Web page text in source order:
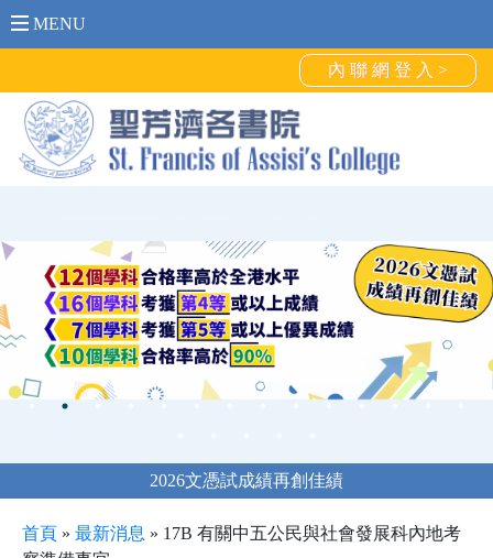
MENU
內 聯 網 登 入 >
2026文憑試成績再創佳績
首頁 » 最新消息 » 17B 有關中五公民與社會發展科內地考